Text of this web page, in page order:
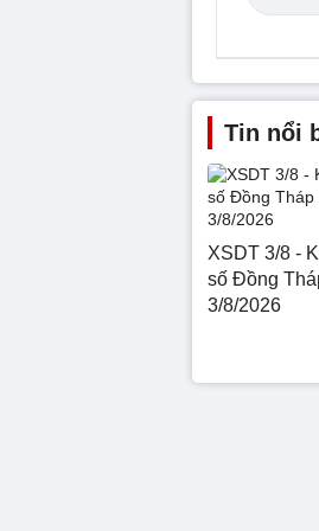
Tin nổi
XSDT 3/8 -
số Đồng
3/8/2026